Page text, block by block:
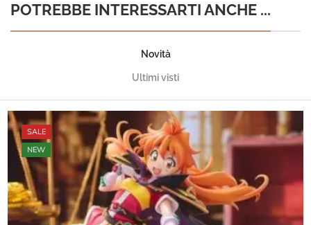
POTREBBE INTERESSARTI ANCHE ...
Novità
Ultimi visti
SALE
NEW